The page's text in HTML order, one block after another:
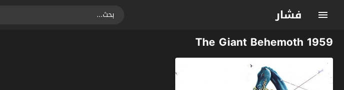
فشار
The Giant Behemoth 1959